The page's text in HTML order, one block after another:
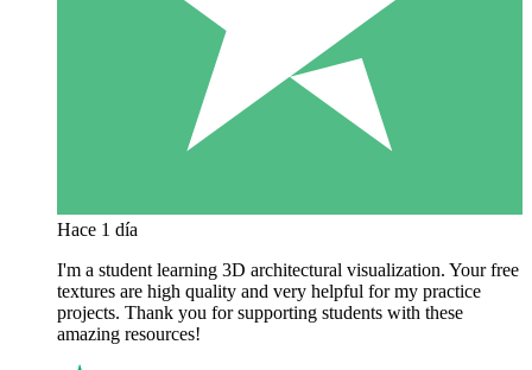
Hace 1 día
I'm a student learning 3D architectural visualization. Your free
textures are high quality and very helpful for my practice
projects. Thank you for supporting students with these
amazing resources!